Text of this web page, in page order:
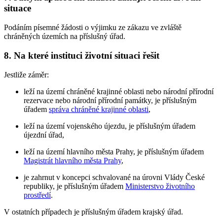
situace
Podáním písemné žádosti o výjimku ze zákazu ve zvláště
chráněných územích na příslušný úřad.
8. Na které instituci životní situaci řešit
Jestliže záměr:
leží na území chráněné krajinné oblasti nebo národní přírodní
rezervace nebo národní přírodní památky, je příslušným
úřadem správa chráněné krajinné oblasti,
leží na území vojenského újezdu, je příslušným úřadem
újezdní úřad,
leží na území hlavního města Prahy, je příslušným úřadem
Magistrát hlavního města Prahy,
je zahrnut v koncepci schvalované na úrovni Vlády České
republiky, je příslušným úřadem Ministerstvo životního
prostředí.
V ostatních případech je příslušným úřadem krajský úřad.